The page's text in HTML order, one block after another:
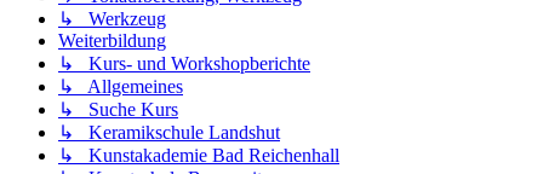
↳ Werkzeug
Weiterbildung
↳ Kurs- und Workshopberichte
↳ Allgemeines
↳ Suche Kurs
↳ Keramikschule Landshut
↳ Kunstakademie Bad Reichenhall